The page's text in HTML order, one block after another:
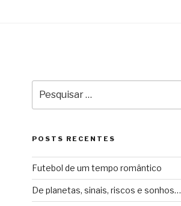
por:
POSTS RECENTES
Futebol de um tempo romântico
De planetas, sinais, riscos e sonhos…